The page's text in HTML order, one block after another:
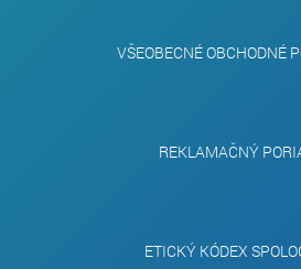
VŠEOBECNÉ OBCHODNÉ
REKLAMAČNÝ
ETICKÝ KÓDEX